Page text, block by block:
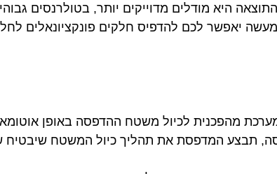
היא מודלים מדוייקים יותר, בטולרנסים
יאפשר לכם להדפיס חלקים פונקציונאלים
מהפכנית לכיול משטח ההדפסה באופן
תבצע המדפסת את תהליך כיול המשטח